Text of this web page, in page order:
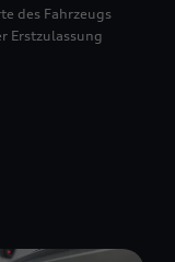
des Fahrzeugs
Erstzulassung